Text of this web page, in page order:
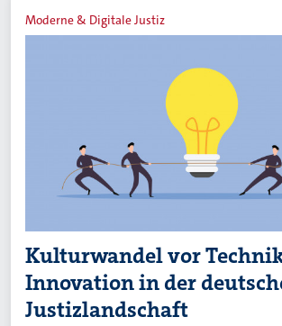
Moderne & Digitale Justiz
Kulturwandel vor
Innovation in der
Justizlandschaft